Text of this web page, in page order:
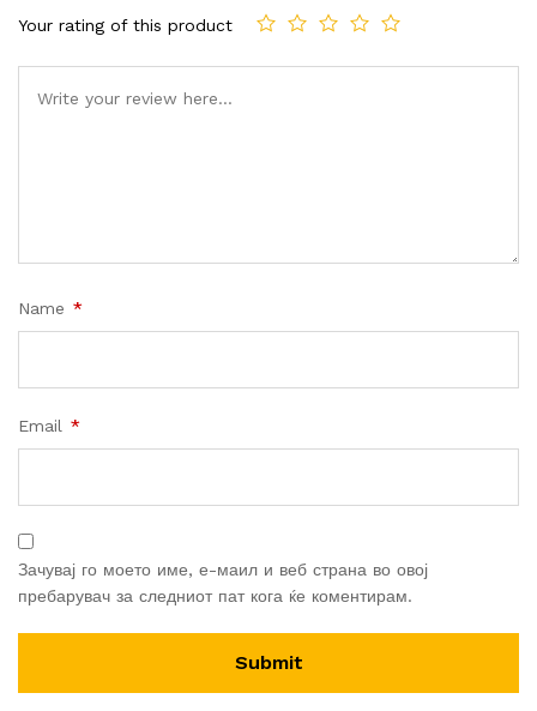
Your rating of this product
Name *
Email *
Зачувај го моето име, е-маил и веб страна во овој
пребарувач за следниот пат кога ќе коментирам.